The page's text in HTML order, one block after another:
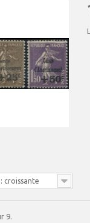
croissante
9.